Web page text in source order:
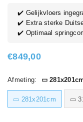
✔️ Gelijkvloers
✔️ Extra sterke
✔️ Optimaal
Normaler
Preis
€849,00
Afmeting: ▭
▭ 281x201cm ▭